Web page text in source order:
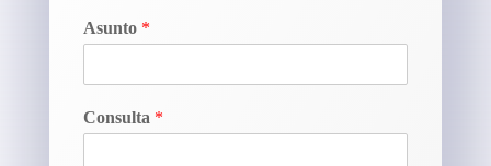
Asunto *
Consulta *